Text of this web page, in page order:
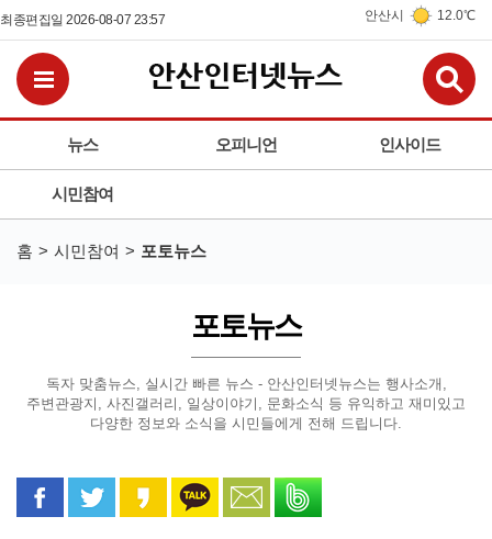
최종편집일 2026-08-07 23:57 안산시 12.0℃
뉴스 오피니언 인사이드
시민참여
전체메뉴보기
홈 시민참여 포토뉴스
포토뉴스
독자 맞춤뉴스, 실시간 빠른 뉴스 - 안산인터넷뉴스는 행사소개,
주변관광지, 사진갤러리, 일상이야기, 문화소식 등 유익하고 재미있고
다양한 정보와 소식을 시민들에게 전해 드립니다.
페이스북으로 공유
트위터로 공유카카오 스토리로 공유
카카오톡으로 공유
문자로 공유